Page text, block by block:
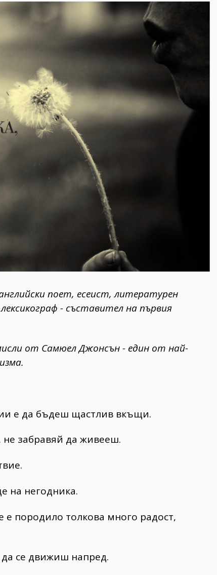
поет, есеист, литературен
- съставител на първия
от Самюел Джонсън - един от най-
е да бъдеш щастлив вкъщи.
забравяй да живееш.
на негодника.
породило толкова много радост,
се движиш напред.